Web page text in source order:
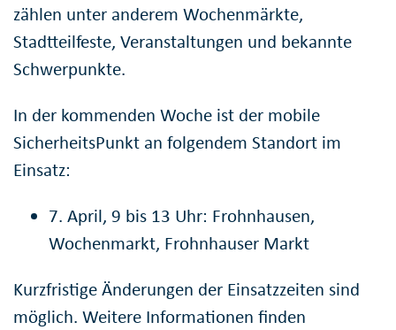
zählen unter anderem Wochenmärkte,
Stadtteilfeste, Veranstaltungen und bekannte
Schwerpunkte.
In der kommenden Woche ist der mobile
SicherheitsPunkt an folgendem Standort im
Einsatz:
7. April, 9 bis 13 Uhr: Frohnhausen,
Wochenmarkt, Frohnhauser Markt
Kurzfristige Änderungen der Einsatzzeiten sind
möglich. Weitere Informationen finden